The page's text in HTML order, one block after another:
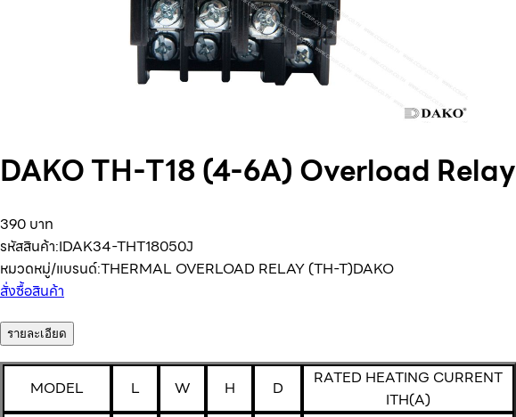
DAKO TH-T18 (4-6A) Overload Relay
390 บาท
รหัสสินค้า:IDAK34-THT18050J
หมวดหมู่/แบรนด์:THERMAL OVERLOAD RELAY (TH-T)DAKO
สั่งซื้อสินค้า
รายละเอียด
MODEL L W H D
RATED HEATING CURRENT
ITH(A)